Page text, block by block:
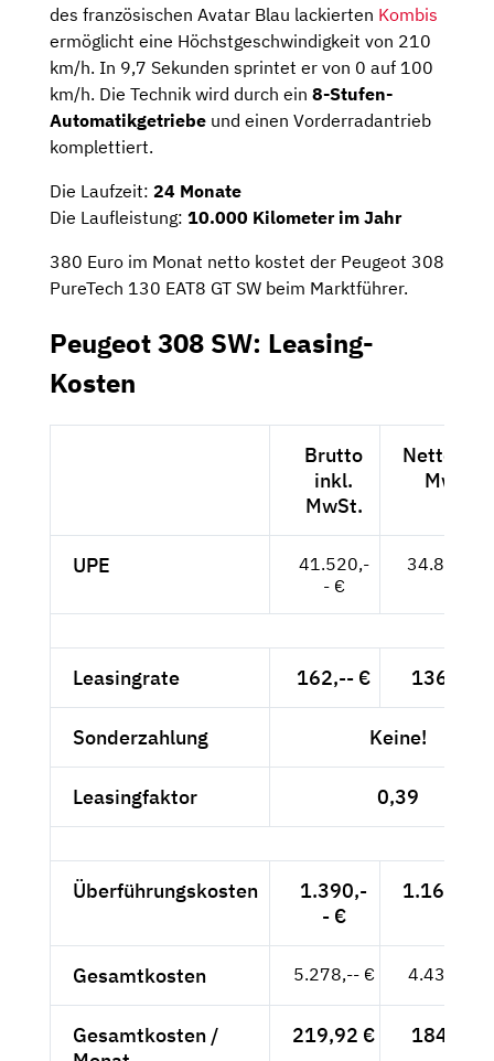
des französischen Avatar Blau lackierten Kombis
ermöglicht eine Höchstgeschwindigkeit von 210
km/h. In 9,7 Sekunden sprintet er von 0 auf 100
km/h. Die Technik wird durch ein 8-Stufen-
Automatikgetriebe und einen Vorderradantrieb
komplettiert.
Die Laufzeit: 24 Monate
Die Laufleistung: 10.000 Kilometer im Jahr
380 Euro im Monat netto kostet der Peugeot 308
PureTech 130 EAT8 GT SW beim Marktführer.
Peugeot 308 SW: Leasing-
Kosten
Brutto
inkl.
MwSt.
Netto
MwSt.
UPE
41.520,-
- €
34.891,--
Leasingrate 162,-- € 136,13 €
Sonderzahlung Keine!
Leasingfaktor 0,39
Überführungskosten
1.390,-
- €
1.168,07
Gesamtkosten 5.278,-- € 4.435,29
Gesamtkosten /
219,92 € 184,80 €